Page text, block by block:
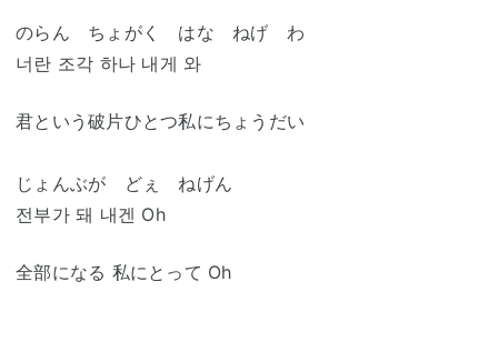
のらん ちょがく はな ねげ わ
너란 조각 하나 내게 와
君という破片ひとつ私にちょうだい
じょんぶが どぇ ねげん
전부가 돼 내겐 Oh
全部になる 私にとって Oh